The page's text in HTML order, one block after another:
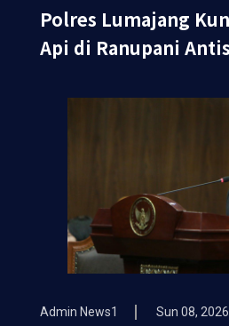
Polres Lumajang
Api di Ranupani
Admin News1 Sun 08, 2026